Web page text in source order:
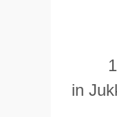
in